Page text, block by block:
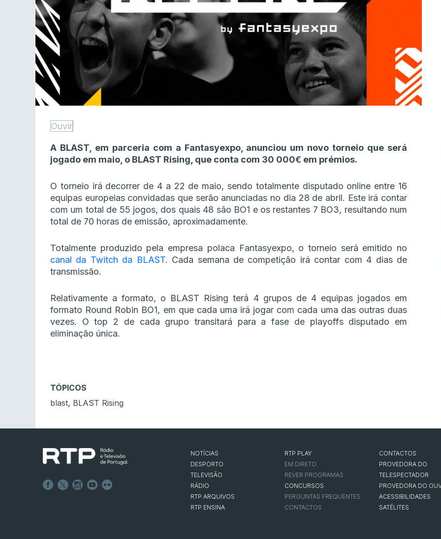
Ouvir
A BLAST, em parceria com a Fantasyexpo, anunciou um novo torneio que será
jogado em maio, o BLAST Rising, que conta com 30 000€ em prémios.
O torneio irá decorrer de 4 a 22 de maio, sendo totalmente disputado online entre 16
equipas europeias convidadas que serão anunciadas no dia 28 de abril. Este irá contar
com um total de 55 jogos, dos quais 48 são BO1 e os restantes 7 BO3, resultando num
total de 70 horas de emissão, aproximadamente.
Totalmente produzido pela empresa polaca Fantasyexpo, o torneio será emitido no
canal da Twitch da BLAST. Cada semana de competição irá contar com 4 dias de
transmissão.
Relativamente a formato, o BLAST Rising terá 4 grupos de 4 equipas jogados em
formato Round Robin BO1, em que cada uma irá jogar com cada uma das outras duas
vezes. O top 2 de cada grupo transitará para a fase de playoffs disputado em
eliminação única.
TÓPICOS
blast, BLAST Rising
NOTÍCIAS
DESPORTO
TELEVISÃO
RÁDIO
RTP ARQUIVOS
RTP ENSINA
RTP PLAY
EM DIRETO
REVER PROGRAMAS
CONCURSOS
PERGUNTAS FREQUENTES
CONTACTOS
CONTACTOS
PROVEDORA DO
TELESPECTADOR
PROVEDORA DO
ACESSIBILIDADES
SATÉLITES